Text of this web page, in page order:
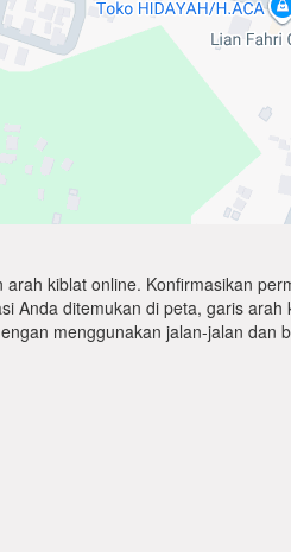
kiblat online. Konfirmasikan
Anda ditemukan di peta, garis
menggunakan jalan-jalan dan